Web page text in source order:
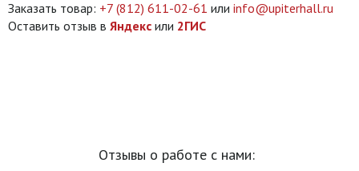
Заказать товар: +7 (812) 611-02-61 или info@upiterhall.ru
Оставить отзыв в Яндекс или 2ГИС
Отзывы о работе с нами: